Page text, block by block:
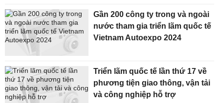
Gần 200 công ty trong và ngoài
nước tham gia triển lãm quốc tế
Vietnam Autoexpo 2024
Triển lãm quốc tế lần thứ 17 về
phương tiện giao thông, vận tải
và công nghiệp hỗ trợ